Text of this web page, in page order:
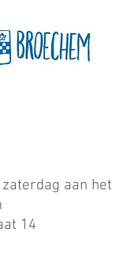
aan het
14